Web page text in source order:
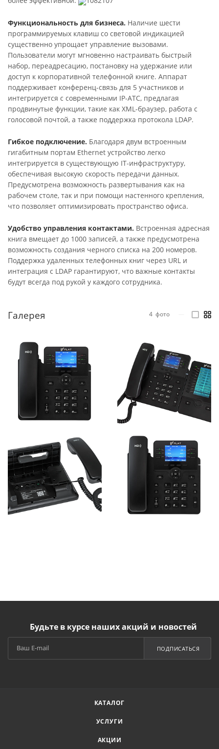
Функциональность для бизнеса. Наличие шести
программируемых клавиш со световой индикацией
существенно упрощает управление вызовами.
Пользователи могут мгновенно настраивать быстрый
набор, переадресацию, постановку на удержание или
доступ к корпоративной телефонной книге. Аппарат
поддерживает конференц-связь для 5 участников и
интегрируется с современными IP-АТС, предлагая
продвинутые функции, такие как XML-браузер, работа с
голосовой почтой, а также поддержка протокола LDAP.
Гибкое подключение. Благодаря двум встроенным
гигабитным портам Ethernet устройство легко
интегрируется в существующую IT-инфраструктуру,
обеспечивая высокую скорость передачи данных.
Предусмотрена возможность развертывания как на
рабочем столе, так и при помощи настенного крепления,
что позволяет оптимизировать пространство офиса.
Удобство управления контактами. Встроенная адресная
книга вмещает до 1000 записей, а также предусмотрена
возможность создания черного списка на 200 номеров.
Поддержка удаленных телефонных книг через URL и
интеграция с LDAP гарантируют, что важные контакты
будут всегда под рукой у каждого сотрудника.
Галерея 4 фото
Будьте в курсе наших акций и новостей
ПОДПИСАТЬСЯ
КАТАЛОГ
УСЛУГИ
АКЦИИ